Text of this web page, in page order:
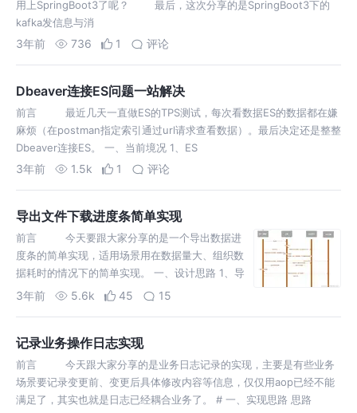
用上SpringBoot3了呢？ 最后，这次分享的是SpringBoot3下的
kafka发信息与消
3年前 736 1 评论
Dbeaver连接ES问题一站解决
前言 最近几天一直做ES的TPS测试，每次看数据ES的数据都在嫌
麻烦（在postman指定索引通过url请求查看数据）。最后决定还是整整
Dbeaver连接ES。 一、当前境况 1、ES
3年前 1.5k 1 评论
导出文件下载进度条简单实现
前言 今天要跟大家分享的是一个导出数据进
度条的简单实现，适用场景用在数据量大、组织数
据耗时的情况下的简单实现。 一、设计思路 1、导
出数据生成文件上传到OSS， 2、导出数据状态存
3年前 5.6k 45 15
记录业务操作日志实现
前言 今天跟大家分享的是业务日志记录的实现，主要是有些业务
场景要记录变更前、变更后具体修改内容等信息，仅仅用aop已经不能
满足了，其实也就是日志已经耦合业务了。 # 一、实现思路 思路